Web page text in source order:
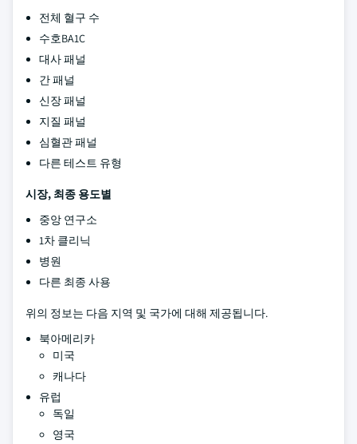
전체 혈구 수
수호BA1C
대사 패널
간 패널
신장 패널
지질 패널
심혈관 패널
다른 테스트 유형
시장, 최종 용도별
중앙 연구소
1차 클리닉
병원
다른 최종 사용
위의 정보는 다음 지역 및 국가에 대해 제공됩니다.
북아메리카
미국
캐나다
유럽
독일
영국